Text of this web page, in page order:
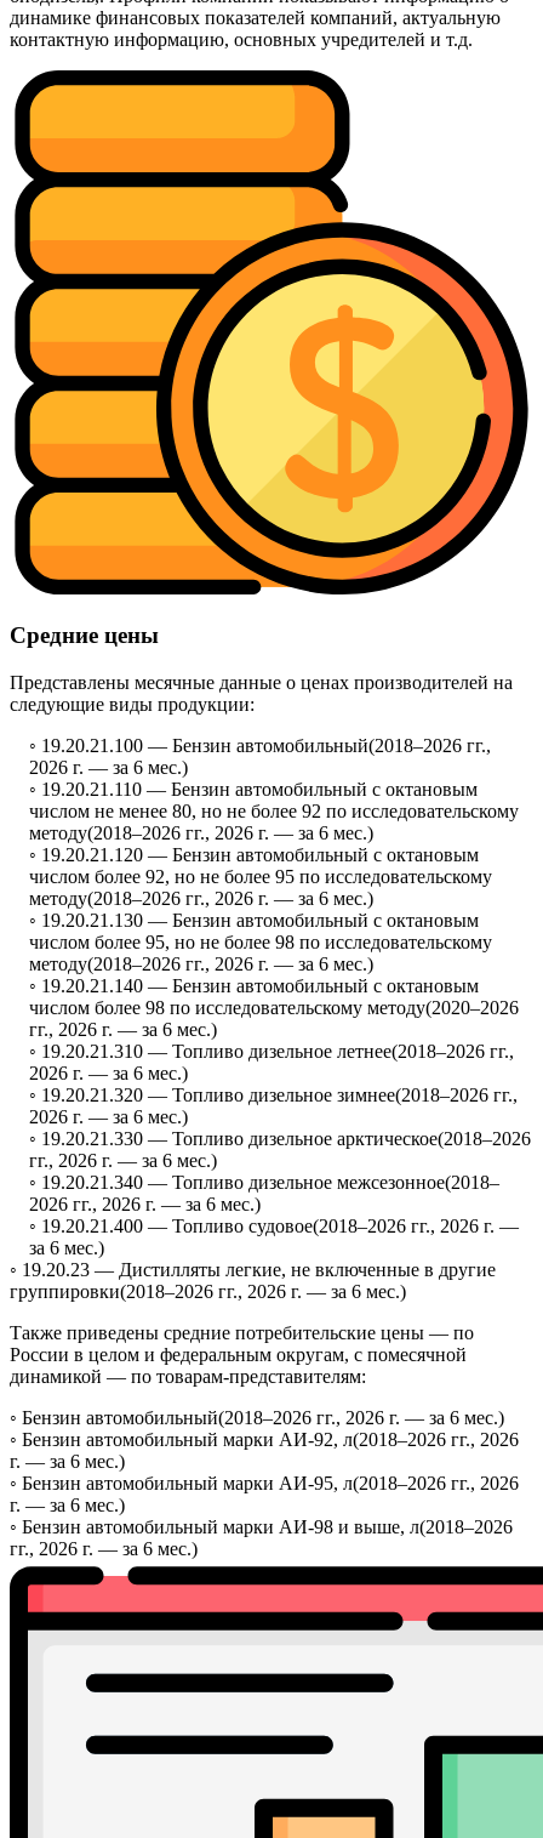
динамике финансовых показателей компаний, актуальную
контактную информацию, основных учредителей и т.д.
Средние цены
Представлены месячные данные о ценах производителей на
следующие виды продукции:
◦ 19.20.21.100 — Бензин автомобильный(2018–2026 гг.,
2026 г. — за 6 мес.)
◦ 19.20.21.110 — Бензин автомобильный с октановым
числом не менее 80, но не более 92 по исследовательскому
методу(2018–2026 гг., 2026 г. — за 6 мес.)
◦ 19.20.21.120 — Бензин автомобильный с октановым
числом более 92, но не более 95 по исследовательскому
методу(2018–2026 гг., 2026 г. — за 6 мес.)
◦ 19.20.21.130 — Бензин автомобильный с октановым
числом более 95, но не более 98 по исследовательскому
методу(2018–2026 гг., 2026 г. — за 6 мес.)
◦ 19.20.21.140 — Бензин автомобильный с октановым
числом более 98 по исследовательскому методу(2020–2026
гг., 2026 г. — за 6 мес.)
◦ 19.20.21.310 — Топливо дизельное летнее(2018–2026 гг.,
2026 г. — за 6 мес.)
◦ 19.20.21.320 — Топливо дизельное зимнее(2018–2026 гг.,
2026 г. — за 6 мес.)
◦ 19.20.21.330 — Топливо дизельное арктическое(2018–2026
гг., 2026 г. — за 6 мес.)
◦ 19.20.21.340 — Топливо дизельное межсезонное(2018–
2026 гг., 2026 г. — за 6 мес.)
◦ 19.20.21.400 — Топливо судовое(2018–2026 гг., 2026 г. —
за 6 мес.)
◦ 19.20.23 — Дистилляты легкие, не включенные в другие
группировки(2018–2026 гг., 2026 г. — за 6 мес.)
Также приведены средние потребительские цены — по
России в целом и федеральным округам, с помесячной
динамикой — по товарам-представителям:
◦ Бензин автомобильный(2018–2026 гг., 2026 г. — за 6 мес.)
◦ Бензин автомобильный марки АИ-92, л(2018–2026 гг., 2026
г. — за 6 мес.)
◦ Бензин автомобильный марки АИ-95, л(2018–2026 гг., 2026
г. — за 6 мес.)
◦ Бензин автомобильный марки АИ-98 и выше, л(2018–2026
гг., 2026 г. — за 6 мес.)